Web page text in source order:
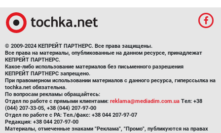
© 2009-2024 КЕПРЕЙТ ПАРТНЕРС. Все права защищены.
Все права на материалы, опубликованные на данном ресурсе, принадлежат
КЕПРЕЙТ ПАРТНЕРС.
Какое-либо использование материалов без письменного разрешения
КЕПРЕЙТ ПАРТНЕРС запрещено.
При правомерном использовании материалов с данного ресурса, гиперссылка на
tochka.net обязательна.
По вопросам рекламы обращайтесь:
Отдел по работе с прямыми клиентами: reklama@mediadim.com.ua Тел: +38
(044) 207-33-05, +38 (044) 207-97-00
Отдел по работе с РА: Тел./факс: +38 044 207-97-07
Редакция: +38 044 207-97-00
Материалы, отмеченные знаками "Реклама", "Промо", публикуются на правах